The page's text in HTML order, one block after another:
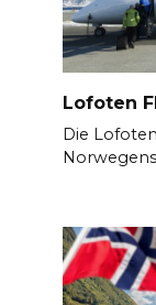
Lofoten
Die